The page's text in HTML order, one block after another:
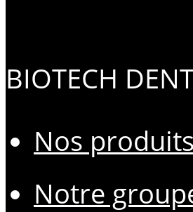
BIOTECH
Nos
Notre